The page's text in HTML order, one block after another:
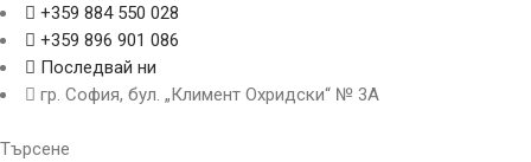
+359 884 550 028
+359 896 901 086
Последвай ни
гр. София, бул. „Климент Охридски“ № 3A
Търсене